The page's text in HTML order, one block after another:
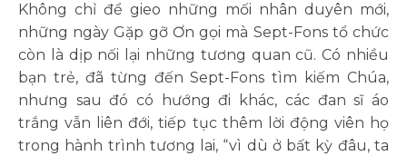
Không chỉ để gieo những mối nhân duyên mới,
những ngày Gặp gỡ Ơn gọi mà Sept-Fons tổ chức
còn là dịp nối lại những tương quan cũ. Có nhiều
bạn trẻ, đã từng đến Sept-Fons tìm kiếm Chúa,
nhưng sau đó có hướng đi khác, các đan sĩ áo
trắng vẫn liên đới, tiếp tục thêm lời động viên họ
trong hành trình tương lai, “vì dù ở bất kỳ đâu, ta